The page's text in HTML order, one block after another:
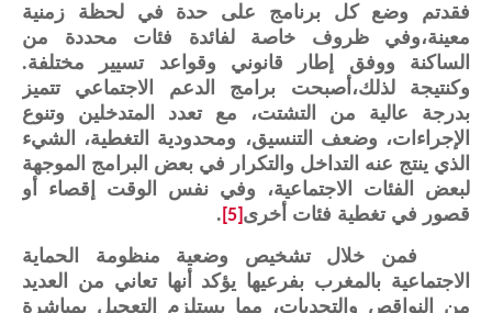
فقدتم وضع كل برنامج على حدة في لحظة زمنية
معينة،وفي ظروف خاصة لفائدة فئات محددة من
الساكنة ووفق إطار قانوني وقواعد تسيير مختلفة.
وكنتيجة لذلك،أصبحت برامج الدعم الاجتماعي تتميز
بدرجة عالية من التشتت، مع تعدد المتدخلين وتنوع
الإجراءات، وضعف التنسيق، ومحدودية التغطية، الشيء
الذي ينتج عنه التداخل والتكرار في بعض البرامج الموجهة
لبعض الفئات الاجتماعية، وفي نفس الوقت إقصاء أو
قصور في تغطية فئات أخرى[5]
.
فمن خلال تشخيص وضعية منظومة الحماية
الاجتماعية بالمغرب بفرعيها يؤكد أنها تعاني من العديد
من النواقص والتحديات، مما يستلزم التعجيل بمباشرة